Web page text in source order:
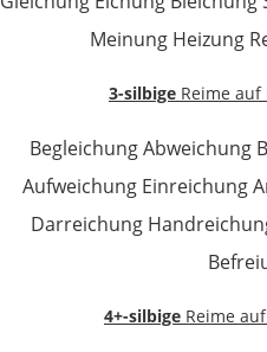
Meinung Heizung
3-silbige Reime
Begleichung Abweichung
Aufweichung Einreichung
Darreichung
4+-silbige Reime